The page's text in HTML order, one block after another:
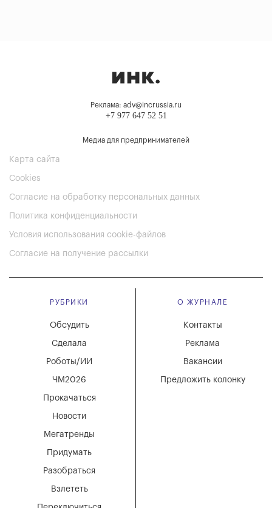
Реклама: adv@incrussia.ru
+7 977 647 52 51
Медиа для предпринимателей
Карта сайта
Cookies
Согласие на обработку персональных данных
Политика конфиденциальности
Условия использования cookie-файлов
Согласие на получение рассылки
РУБРИКИ
Мегатренды
Придумать
Разобраться
Взлететь
Новости
Обсудить
Сделала
Роботы/ИИ
ЧМ2026
Прокачаться
О ЖУРНАЛЕ
Вакансии
Реклама
Контакты
Предложить колонку